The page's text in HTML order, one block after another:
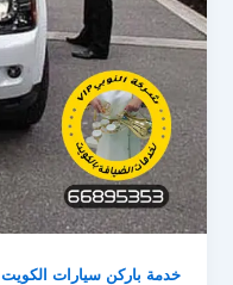
خدمة باركن سيارات الكويت